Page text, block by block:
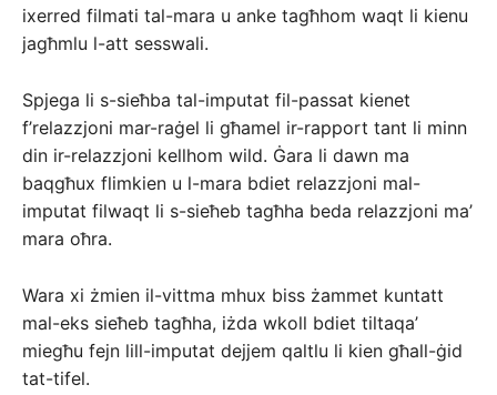
ixerred filmati tal-mara u anke tagħhom waqt li kienu
jagħmlu l-att sesswali.
Spjega li s-sieħba tal-imputat fil-passat kienet
f’relazzjoni mar-raġel li għamel ir-rapport tant li minn
din ir-relazzjoni kellhom wild. Ġara li dawn ma
baqgħux flimkien u l-mara bdiet relazzjoni mal-
imputat filwaqt li s-sieħeb tagħha beda relazzjoni ma’
mara oħra.
Wara xi żmien il-vittma mhux biss żammet kuntatt
mal-eks sieħeb tagħha, iżda wkoll bdiet tiltaqa’
miegħu fejn lill-imputat dejjem qaltlu li kien għall-ġid
tat-tifel.